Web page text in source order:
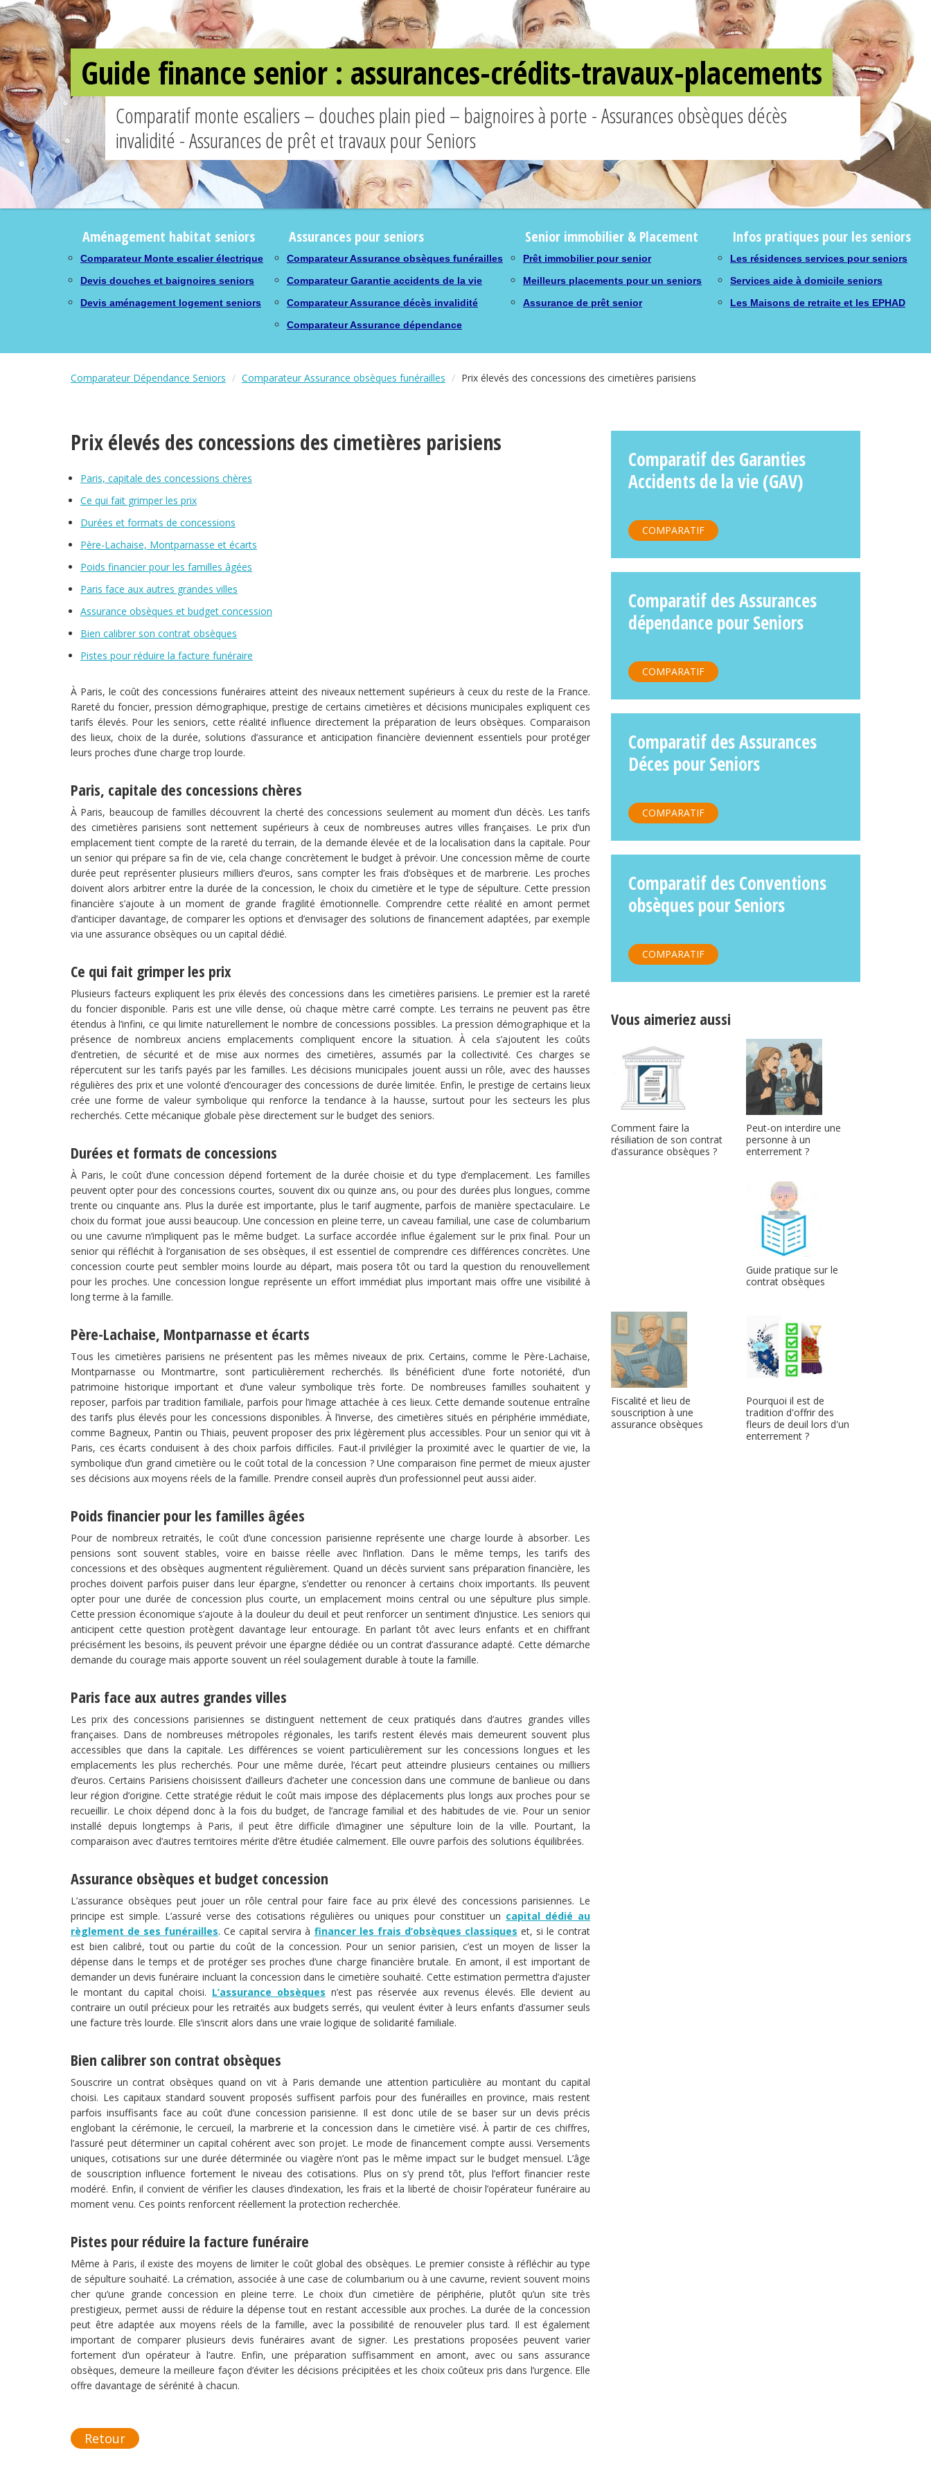
Guide finance senior : assurances-crédits-travaux-placements
Comparatif monte escaliers – douches plain pied – baignoires à porte - Assurances obsèques décès
invalidité - Assurances de prêt et travaux pour Seniors
Aménagement habitat seniors
Comparateur Monte escalier électrique
Devis douches et baignoires seniors
Devis aménagement logement seniors
Assurances pour seniors
Comparateur Assurance obsèques funérailles
Comparateur Garantie accidents de la vie
Comparateur Assurance décès invalidité
Comparateur Assurance dépendance
Senior immobilier & Placement
Prêt immobilier pour senior
Meilleurs placements pour un seniors
Assurance de prêt senior
Infos pratiques pour les seniors
Les résidences services pour seniors
Services aide à domicile seniors
Les Maisons de retraite et les EPHAD
Comparateur Dépendance Seniors Comparateur Assurance obsèques funérailles Prix élevés des concessions des cimetières parisiens
Prix élevés des concessions des cimetières parisiens
Paris, capitale des concessions chères
Ce qui fait grimper les prix
Durées et formats de concessions
Père-Lachaise, Montparnasse et écarts
Poids financier pour les familles âgées
Paris face aux autres grandes villes
Assurance obsèques et budget concession
Bien calibrer son contrat obsèques
Pistes pour réduire la facture funéraire
À Paris, le coût des concessions funéraires atteint des niveaux nettement supérieurs à ceux du reste de la France.
Rareté du foncier, pression démographique, prestige de certains cimetières et décisions municipales expliquent ces
tarifs élevés. Pour les seniors, cette réalité influence directement la préparation de leurs obsèques. Comparaison
des lieux, choix de la durée, solutions d’assurance et anticipation financière deviennent essentiels pour protéger
leurs proches d’une charge trop lourde.
Paris, capitale des concessions chères
À Paris, beaucoup de familles découvrent la cherté des concessions seulement au moment d’un décès. Les tarifs
des cimetières parisiens sont nettement supérieurs à ceux de nombreuses autres villes françaises. Le prix d’un
emplacement tient compte de la rareté du terrain, de la demande élevée et de la localisation dans la capitale. Pour
un senior qui prépare sa fin de vie, cela change concrètement le budget à prévoir. Une concession même de courte
durée peut représenter plusieurs milliers d’euros, sans compter les frais d’obsèques et de marbrerie. Les proches
doivent alors arbitrer entre la durée de la concession, le choix du cimetière et le type de sépulture. Cette pression
financière s’ajoute à un moment de grande fragilité émotionnelle. Comprendre cette réalité en amont permet
d’anticiper davantage, de comparer les options et d’envisager des solutions de financement adaptées, par exemple
via une assurance obsèques ou un capital dédié.
Ce qui fait grimper les prix
Plusieurs facteurs expliquent les prix élevés des concessions dans les cimetières parisiens. Le premier est la rareté
du foncier disponible. Paris est une ville dense, où chaque mètre carré compte. Les terrains ne peuvent pas être
étendus à l’infini, ce qui limite naturellement le nombre de concessions possibles. La pression démographique et la
présence de nombreux anciens emplacements compliquent encore la situation. À cela s’ajoutent les coûts
d’entretien, de sécurité et de mise aux normes des cimetières, assumés par la collectivité. Ces charges se
répercutent sur les tarifs payés par les familles. Les décisions municipales jouent aussi un rôle, avec des hausses
régulières des prix et une volonté d’encourager des concessions de durée limitée. Enfin, le prestige de certains lieux
crée une forme de valeur symbolique qui renforce la tendance à la hausse, surtout pour les secteurs les plus
recherchés. Cette mécanique globale pèse directement sur le budget des seniors.
Durées et formats de concessions
À Paris, le coût d’une concession dépend fortement de la durée choisie et du type d’emplacement. Les familles
peuvent opter pour des concessions courtes, souvent dix ou quinze ans, ou pour des durées plus longues, comme
trente ou cinquante ans. Plus la durée est importante, plus le tarif augmente, parfois de manière spectaculaire. Le
choix du format joue aussi beaucoup. Une concession en pleine terre, un caveau familial, une case de columbarium
ou une cavurne n’impliquent pas le même budget. La surface accordée influe également sur le prix final. Pour un
senior qui réfléchit à l’organisation de ses obsèques, il est essentiel de comprendre ces différences concrètes. Une
concession courte peut sembler moins lourde au départ, mais posera tôt ou tard la question du renouvellement
pour les proches. Une concession longue représente un effort immédiat plus important mais offre une visibilité à
long terme à la famille.
Père-Lachaise, Montparnasse et écarts
Tous les cimetières parisiens ne présentent pas les mêmes niveaux de prix. Certains, comme le Père-Lachaise,
Montparnasse ou Montmartre, sont particulièrement recherchés. Ils bénéficient d’une forte notoriété, d’un
patrimoine historique important et d’une valeur symbolique très forte. De nombreuses familles souhaitent y
reposer, parfois par tradition familiale, parfois pour l’image attachée à ces lieux. Cette demande soutenue entraîne
des tarifs plus élevés pour les concessions disponibles. À l’inverse, des cimetières situés en périphérie immédiate,
comme Bagneux, Pantin ou Thiais, peuvent proposer des prix légèrement plus accessibles. Pour un senior qui vit à
Paris, ces écarts conduisent à des choix parfois difficiles. Faut-il privilégier la proximité avec le quartier de vie, la
symbolique d’un grand cimetière ou le coût total de la concession ? Une comparaison fine permet de mieux ajuster
ses décisions aux moyens réels de la famille. Prendre conseil auprès d’un professionnel peut aussi aider.
Poids financier pour les familles âgées
Pour de nombreux retraités, le coût d’une concession parisienne représente une charge lourde à absorber. Les
pensions sont souvent stables, voire en baisse réelle avec l’inflation. Dans le même temps, les tarifs des
concessions et des obsèques augmentent régulièrement. Quand un décès survient sans préparation financière, les
proches doivent parfois puiser dans leur épargne, s’endetter ou renoncer à certains choix importants. Ils peuvent
opter pour une durée de concession plus courte, un emplacement moins central ou une sépulture plus simple.
Cette pression économique s’ajoute à la douleur du deuil et peut renforcer un sentiment d’injustice. Les seniors qui
anticipent cette question protègent davantage leur entourage. En parlant tôt avec leurs enfants et en chiffrant
précisément les besoins, ils peuvent prévoir une épargne dédiée ou un contrat d’assurance adapté. Cette démarche
demande du courage mais apporte souvent un réel soulagement durable à toute la famille.
Paris face aux autres grandes villes
Les prix des concessions parisiennes se distinguent nettement de ceux pratiqués dans d’autres grandes villes
françaises. Dans de nombreuses métropoles régionales, les tarifs restent élevés mais demeurent souvent plus
accessibles que dans la capitale. Les différences se voient particulièrement sur les concessions longues et les
emplacements les plus recherchés. Pour une même durée, l’écart peut atteindre plusieurs centaines ou milliers
d’euros. Certains Parisiens choisissent d’ailleurs d’acheter une concession dans une commune de banlieue ou dans
leur région d’origine. Cette stratégie réduit le coût mais impose des déplacements plus longs aux proches pour se
recueillir. Le choix dépend donc à la fois du budget, de l’ancrage familial et des habitudes de vie. Pour un senior
installé depuis longtemps à Paris, il peut être difficile d’imaginer une sépulture loin de la ville. Pourtant, la
comparaison avec d’autres territoires mérite d’être étudiée calmement. Elle ouvre parfois des solutions équilibrées.
Assurance obsèques et budget concession
L’assurance obsèques peut jouer un rôle central pour faire face au prix élevé des concessions parisiennes. Le
principe est simple. L’assuré verse des cotisations régulières ou uniques pour constituer un capital dédié au
règlement de ses funérailles. Ce capital servira à financer les frais d’obsèques classiques et, si le contrat
est bien calibré, tout ou partie du coût de la concession. Pour un senior parisien, c’est un moyen de lisser la
dépense dans le temps et de protéger ses proches d’une charge financière brutale. En amont, il est important de
demander un devis funéraire incluant la concession dans le cimetière souhaité. Cette estimation permettra d’ajuster
le montant du capital choisi. L’assurance obsèques n’est pas réservée aux revenus élevés. Elle devient au
contraire un outil précieux pour les retraités aux budgets serrés, qui veulent éviter à leurs enfants d’assumer seuls
une facture très lourde. Elle s’inscrit alors dans une vraie logique de solidarité familiale.
Bien calibrer son contrat obsèques
Souscrire un contrat obsèques quand on vit à Paris demande une attention particulière au montant du capital
choisi. Les capitaux standard souvent proposés suffisent parfois pour des funérailles en province, mais restent
parfois insuffisants face au coût d’une concession parisienne. Il est donc utile de se baser sur un devis précis
englobant la cérémonie, le cercueil, la marbrerie et la concession dans le cimetière visé. À partir de ces chiffres,
l’assuré peut déterminer un capital cohérent avec son projet. Le mode de financement compte aussi. Versements
uniques, cotisations sur une durée déterminée ou viagère n’ont pas le même impact sur le budget mensuel. L’âge
de souscription influence fortement le niveau des cotisations. Plus on s’y prend tôt, plus l’effort financier reste
modéré. Enfin, il convient de vérifier les clauses d’indexation, les frais et la liberté de choisir l’opérateur funéraire au
moment venu. Ces points renforcent réellement la protection recherchée.
Pistes pour réduire la facture funéraire
Même à Paris, il existe des moyens de limiter le coût global des obsèques. Le premier consiste à réfléchir au type
de sépulture souhaité. La crémation, associée à une case de columbarium ou à une cavurne, revient souvent moins
cher qu’une grande concession en pleine terre. Le choix d’un cimetière de périphérie, plutôt qu’un site très
prestigieux, permet aussi de réduire la dépense tout en restant accessible aux proches. La durée de la concession
peut être adaptée aux moyens réels de la famille, avec la possibilité de renouveler plus tard. Il est également
important de comparer plusieurs devis funéraires avant de signer. Les prestations proposées peuvent varier
fortement d’un opérateur à l’autre. Enfin, une préparation suffisamment en amont, avec ou sans assurance
obsèques, demeure la meilleure façon d’éviter les décisions précipitées et les choix coûteux pris dans l’urgence. Elle
offre davantage de sérénité à chacun.
Retour
Comparatif des Garanties
Accidents de la vie (GAV)
COMPARATIF
Comparatif des Assurances
dépendance pour Seniors
COMPARATIF
Comparatif des Assurances
Déces pour Seniors
COMPARATIF
Comparatif des Conventions
obsèques pour Seniors
COMPARATIF
Vous aimeriez aussi
Comment faire la
résiliation de son contrat
d’assurance obsèques ?
Peut-on interdire une
personne à un
enterrement ?
Guide pratique sur le
contrat obsèques
Fiscalité et lieu de
souscription à une
assurance obsèques
Pourquoi il est de
tradition d'offrir des
fleurs de deuil lors d'un
enterrement ?